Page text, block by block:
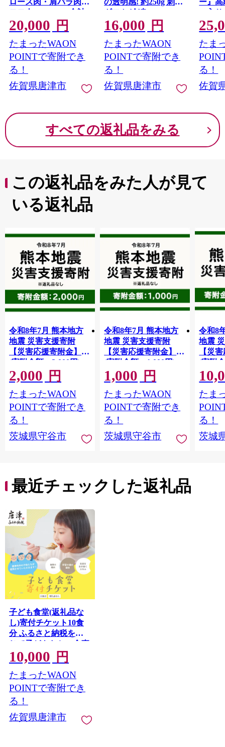
ロース肉・肩バラ肉・
モモ肉) 500g×2p(合計
1kg) お肉 牛肉 スライ
ス ギフト 唐津市
20,000 円
たまったWAON
POINTで寄附でき
る！
佐賀県唐津市
の透明感! 約250g 刺身
ギフト 冷凍
16,000 円
たまったWAON
POINTで寄附でき
る！
佐賀県唐津市
ー』
ス入
ブド
ラワー
ン 贈
市
たま
る！
佐賀
すべての返礼品をみる
この返礼品をみた人が見て
いる返礼品
令和8年7月 熊本地方
地震 災害支援寄附
【災害応援寄附金】
(寄附金額：2,000円)
【返礼品なし】※被災
地のため、赤い羽根の
共同募金会に当災害の
支援金としてお預けし
ます｜ 地震 災害 復興
支援 寄附 寄付
2,000 円
たまったWAON
POINTで寄附でき
る！
茨城県守谷市
令和8年7月 熊本地方
地震 災害支援寄附
【災害応援寄附金】
(寄附金額：1,000円)
【返礼品なし】※被災
地のため、赤い羽根の
共同募金会に当災害の
支援金としてお預けし
ます｜ 地震 災害 復興
支援 寄附 寄付
1,000 円
たまったWAON
POINTで寄附でき
る！
茨城県守谷市
令和8
地震
【災
(寄附
【返
地のた
共同
支援金
ます
支援
たま
る！
茨城
最近チェックした返礼品
子ども食堂(返礼品な
し)寄付チケット10食
分 ふるさと納税を通
じて子どもたちの食事
や学習を支援 ボラン
ティア 佐賀県 唐津市
貧困 飢餓 居場所 子供
食堂 つながり 繋がり
唐津市
10,000 円
たまったWAON
POINTで寄附でき
る！
佐賀県唐津市